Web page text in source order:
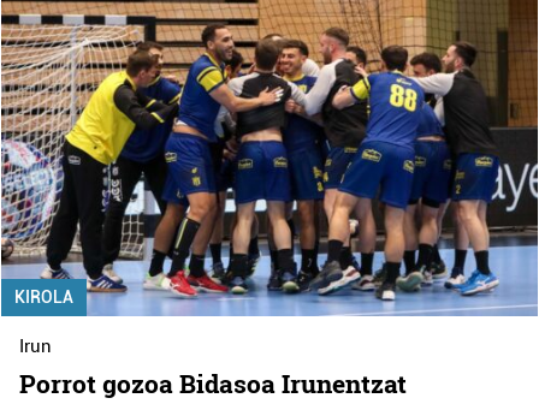
KIROLA
Irun
Porrot gozoa Bidasoa Irunentzat